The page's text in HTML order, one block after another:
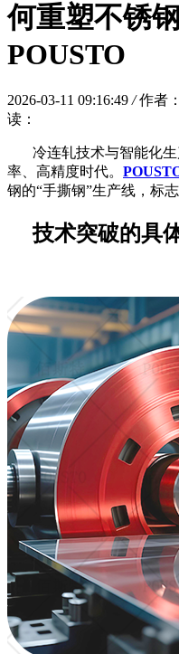
何重塑不锈
POUSTO
2026-03-11 09:16:49 / 作者
读：
冷连轧技术与智能化
率、高精度时代。
钢的“手撕钢”生产线，标
技术突破的具